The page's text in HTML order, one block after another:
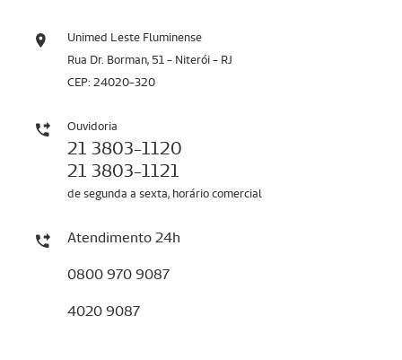
Unimed Leste Fluminense
Rua Dr. Borman, 51 - Niterói - RJ
CEP: 24020-320
Ouvidoria
21 3803-1120
21 3803-1121
de segunda a sexta, horário comercial
Atendimento 24h
0800 970 9087
4020 9087